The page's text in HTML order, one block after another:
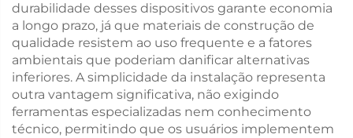
durabilidade desses dispositivos garante economia
a longo prazo, já que materiais de construção de
qualidade resistem ao uso frequente e a fatores
ambientais que poderiam danificar alternativas
inferiores. A simplicidade da instalação representa
outra vantagem significativa, não exigindo
ferramentas especializadas nem conhecimento
técnico, permitindo que os usuários implementem